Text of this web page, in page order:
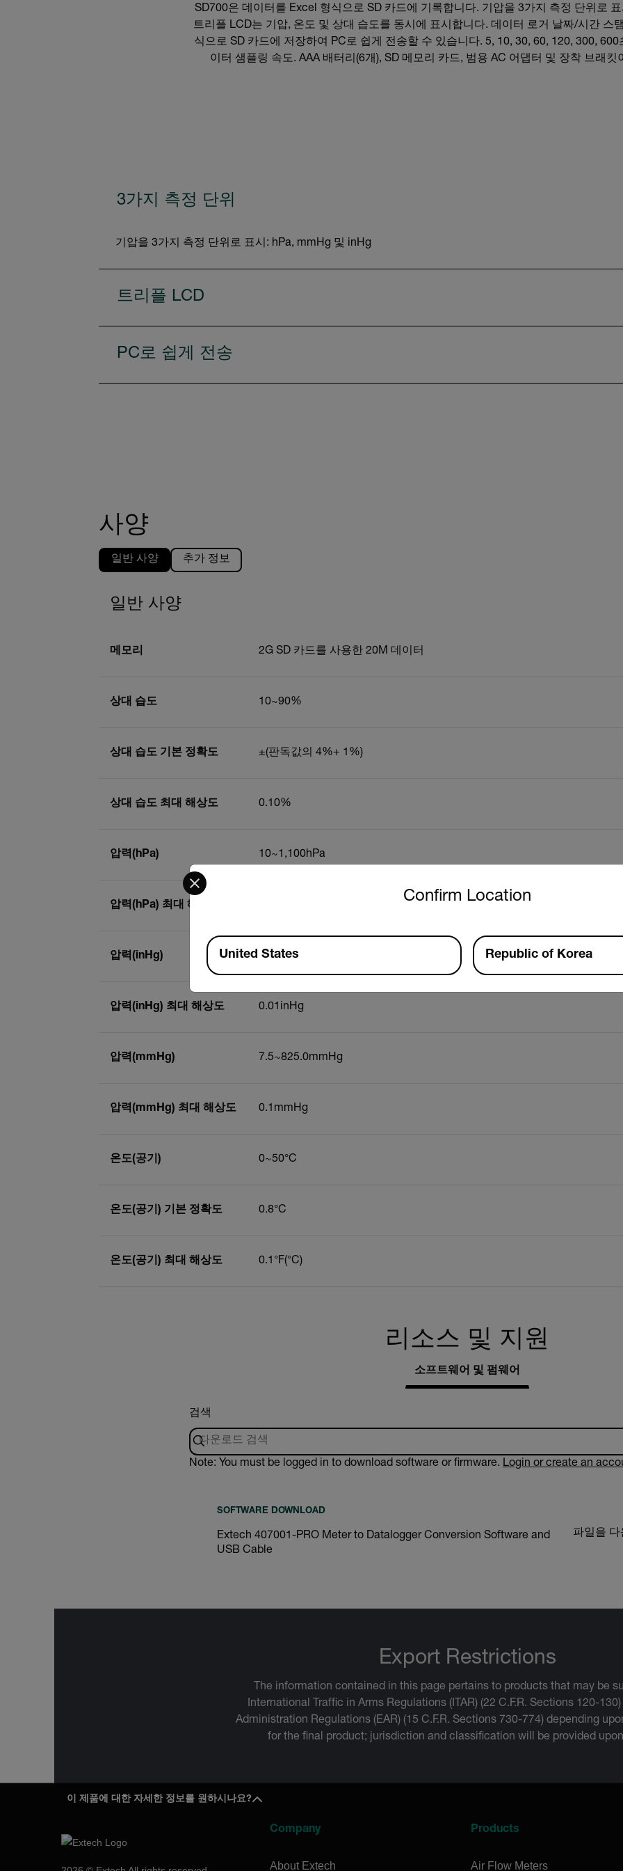
SD700은 데이터를 Excel 형식으로 SD 카드에 기록합니다. 기압을 3가지 측정 단위로
트리플 LCD는 기압, 온도 및 상대 습도를 동시에 표시합니다. 데이터 로거 날짜/시간 스
식으로 SD 카드에 저장하여 PC로 쉽게 전송할 수 있습니다. 5, 10, 30, 60, 120, 300, 600
이터 샘플링 속도. AAA 배터리(6개), SD 메모리 카드, 범용 AC 어댑터 및 장착 브래킷
3가지 측정 단위
기압을 3가지 측정 단위로 표시: hPa, mmHg 및 inHg
트리플 LCD
PC로 쉽게 전송
사양
일반 사양 추가 정보
일반 사양
메모리 2G SD 카드를 사용한 20M 데이터
상대 습도 10~90%
상대 습도 기본 정확도 ±(판독값의 4%+ 1%)
상대 습도 최대 해상도 0.10%
압력(hPa) 10~1,100hPa
압력(hPa) 최대 해상도
압력(inHg) 0.29~3,248inHg
압력(inHg) 최대 해상도 0.01inHg
압력(mmHg) 7.5~825.0mmHg
압력(mmHg) 최대 해상도 0.1mmHg
온도(공기) 0~50°C
온도(공기) 기본 정확도 0.8°C
온도(공기) 최대 해상도 0.1°F(°C)
리소스 및 지원
소프트웨어 및 펌웨어
검색
Note: You must be logged in to download software or firmware. Login or create an
SOFTWARE DOWNLOAD
Extech 407001-PRO Meter to Datalogger Conversion Software and
USB Cable
파일을
Export Restrictions
The information contained in this page pertains to products that may be
International Traffic in Arms Regulations (ITAR) (22 C.F.R. Sections 120-
Administration Regulations (EAR) (15 C.F.R. Sections 730-774) depending
for the final product; jurisdiction and classification will be provided
이 제품에 대한 자세한 정보를 원하시나요?
Company
About Extech
Products
Air Flow Meters
Confirm Location
Select your preferred country and language from the options below to access the
Available Locations
United States Republic of Korea